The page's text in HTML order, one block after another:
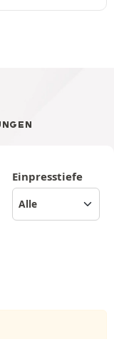
Einpresstiefe